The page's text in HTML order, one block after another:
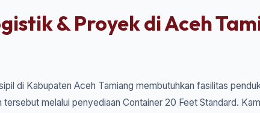
& Proyek di Aceh
di Kabupaten Aceh Tamiang membutuhkan fasilitas
melalui penyediaan Container 20 Feet Standard.